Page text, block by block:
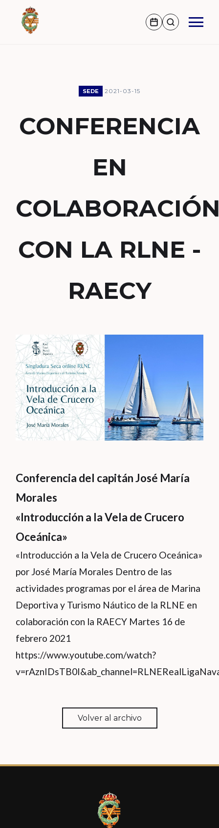
SEDE 2021-03-15
CONFERENCIA
EN
CON LA RLNE -
RAECY
Conferencia del capitán José María
Morales
«Introducción a la Vela de Crucero
Oceánica»
«Introducción a la Vela de Crucero Oceánica»
por José María Morales Dentro de las
actividades programas por el área de Marina
Deportiva y Turismo Náutico de la RLNE en
colaboración con la RAECY Martes 16 de
febrero 2021
https://www.youtube.com/watch?
Volver al archivo